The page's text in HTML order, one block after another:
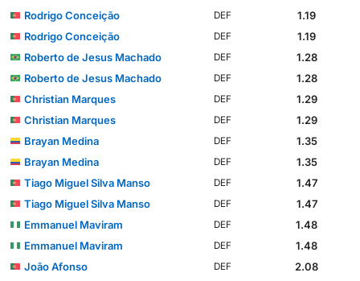
Rodrigo Conceição
DEF
1.19
Rodrigo Conceição
DEF
1.19
Roberto de Jesus Machado
DEF
1.28
Roberto de Jesus Machado
DEF
1.28
Christian Marques
DEF
1.29
Christian Marques
DEF
1.29
Brayan Medina
DEF
1.35
Brayan Medina
DEF
1.35
Tiago Miguel Silva Manso
DEF
1.47
Tiago Miguel Silva Manso
DEF
1.47
Emmanuel Maviram
DEF
1.48
Emmanuel Maviram
DEF
1.48
João Afonso
DEF
2.08